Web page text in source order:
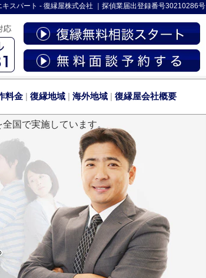
キスパート - 復縁屋株式会社 探偵業届出登録番号30210286号
料金 | 復縁地域 | 海外地域 | 復縁屋会社概要
国で実施しています。